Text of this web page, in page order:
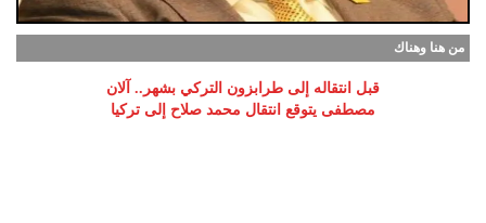
من هنا وهناك
قبل انتقاله إلى طرابزون التركي بشهر.. آلان
مصطفى يتوقع انتقال محمد صلاح إلى تركيا